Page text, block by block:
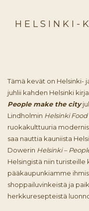
HELSINKI-
Tämä kevät on Helsinki-
juhlii kahden Helsinki
People make the city
Lindholmin Helsinki
ruokakulttuuria
saa nauttia kauniista
Dowerin Helsinki –
Helsingistä niin
pääkaupunkiamme
shoppailuvinkeistä ja
herkkuresepteistä